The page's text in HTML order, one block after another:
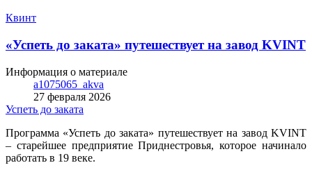
Квинт
«Успеть до заката» путешествует на завод KVINT
Информация о материале
a1075065_akva
27 февраля 2026
Успеть до заката
Программа «Успеть до заката» путешествует на завод KVINT
– старейшее предприятие Приднестровья, которое начинало
работать в 19 веке.